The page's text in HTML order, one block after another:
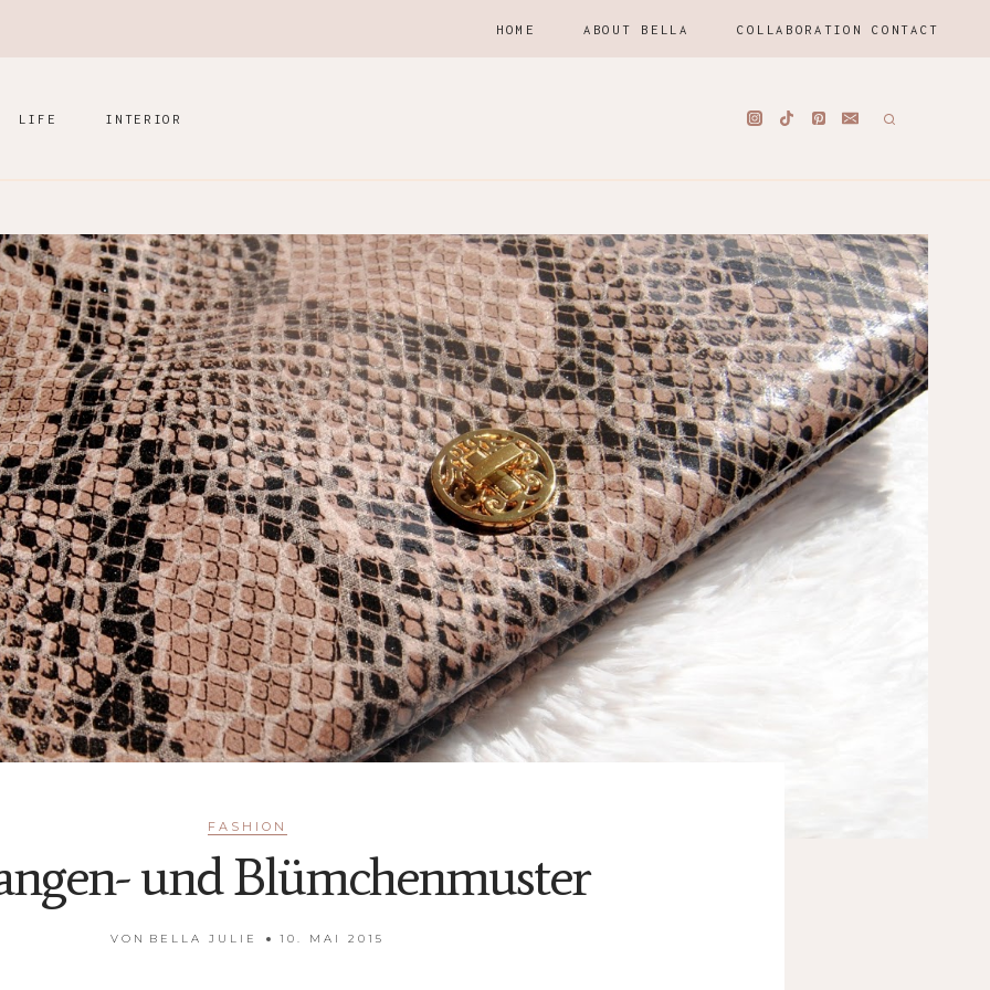
HOME ABOUT BELLA COLLABORATION CONTACT
LIFE INTERIOR
FASHION
und Blümchenmuster
VON BELLA JULIE 10. MAI 2015